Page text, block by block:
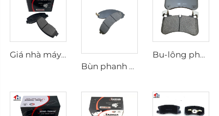
Giá nhà máy Phụ tùng ô tô Nhà sản xuất Tấm đỡ Đệm phanh đĩa D2026 cho xe Nhật Bản
Bùn phanh cho Hyundai cho Kia Chất lượng bán kim loại tốt Bùn phanh trước Phụ tùng ô tô Phụ kiện ô tô Phụ tùng phanh xe hơi SP1148
Bu-lông phanh phụ tùng ô tô sỉ cho Defender Station/Van/Wagon cho Discovery Van cho Range Rover Sport LR110084 0084